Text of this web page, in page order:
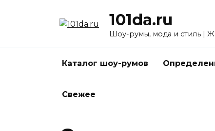
101da.ru
Шоу-румы, мода и стиль |
Каталог шоу-румов
Свежее